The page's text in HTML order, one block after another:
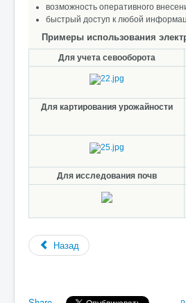
возможность оперативного
быстрый доступ к любой
Примеры использования
Для учета севооборота
Для картирования урожайности
Для исследования почв
Назад